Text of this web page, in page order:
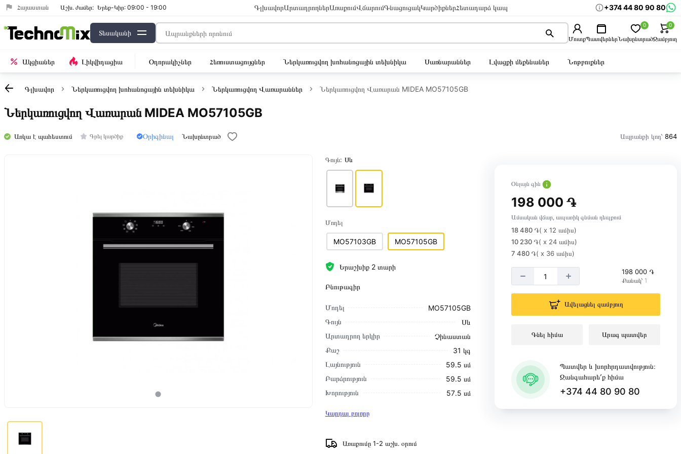
Հայաստան Աշխ․ ժամեր: Երեք-Կիր: 09:00 - 19:00 ԳլխավորԱրտադրողներԱռաքումՎճարումԳնացուցակԿարծիքներՀետադարձ կապ +374 44 80 90 80
Տեսականի
ՄուտքՊատվերներՆախընտրած
0
Զամբյուղ
0
Ակցիաներ Լիկվիդացիա Օդորակիչներ Հեռուստացույցներ Ներկառուցվող խոհանոցային տեխնիկա Սառնարաններ Լվացքի մեքենաներ Նոթբուքներ
Գլխավոր Ներկառուցվող խոհանոցային տեխնիկա Ներկառուցվող Վառարաններ Ներկառուցվող Վառարան MIDEA MO57105GB
Ներկառուցվող Վառարան MIDEA MO57105GB
Առկա է պահեստում Գրել կարծիք Օրիգինալ Նախընտրած Ապրանքի կոդ՝ 864
Գույն: Սև
Մոդել
MO57103GB MO57105GB
Երաշխիք 2 տարի
Բնութագիր
Մոդել
MO57105GB
Գույն
Սև
Արտադրող երկիր
Չինաստան
Քաշ
31 կգ
Լայնություն
59․5 սմ
Բարձրություն
59․5 սմ
Խորություն
57․5 սմ
Կարդալ բոլորը
Առաքումը 1-2 աշխ․ օրում
Օնլայն գին
198 000 ֏
Ամսական վճար, ապառիկ գնման դեպքում
18 480 ֏( x 12 ամիս)
10 230 ֏( x 24 ամիս)
7 480 ֏( x 36 ամիս)
198 000 ֏
Քանակ՝ 1
Ավելացնել զամբյուղ
Գնել հիմա Արագ պատվեր
Պատվեր և խորհրդատվություն։
Զանգահարե՛ք հիմա
+374 44 80 90 80